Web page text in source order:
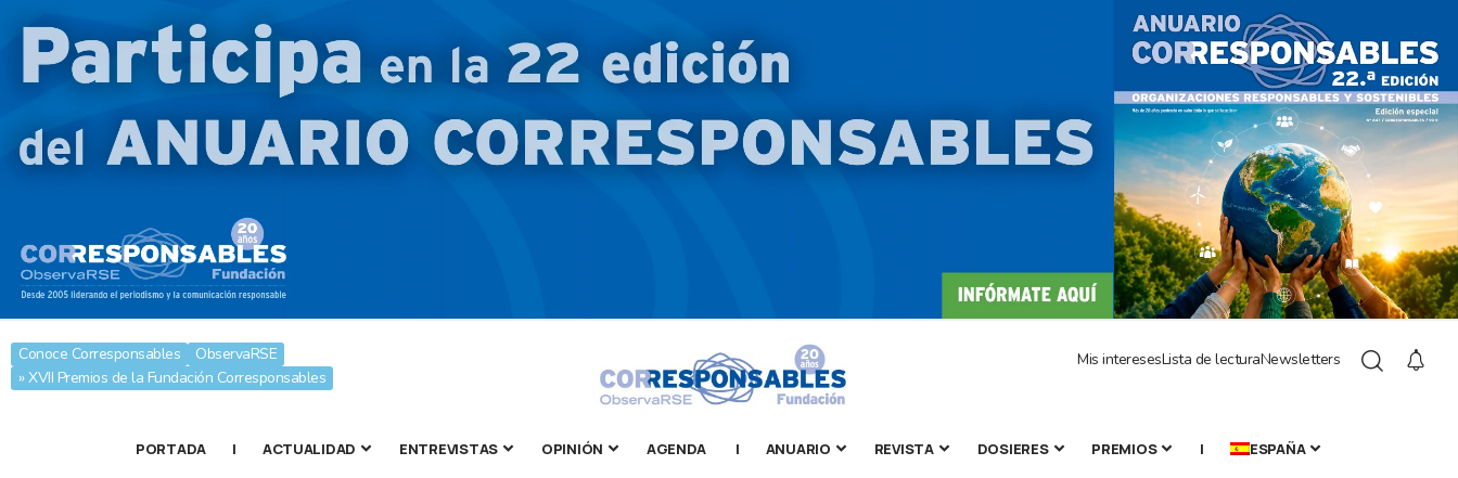
Conoce Corresponsables
ObservaRSE
» XVII Premios de la Fundación Corresponsables
Mis interesesLista de lecturaNewsletters
PORTADA | ACTUALIDAD ENTREVISTAS OPINIÓN AGENDA | ANUARIO REVISTA DOSIERES PREMIOS | ESPAÑA